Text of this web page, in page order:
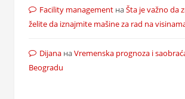
Facility management наŠta je važno da
želite da iznajmite mašine za rad na
Dijana наVremenska prognoza i
Beogradu